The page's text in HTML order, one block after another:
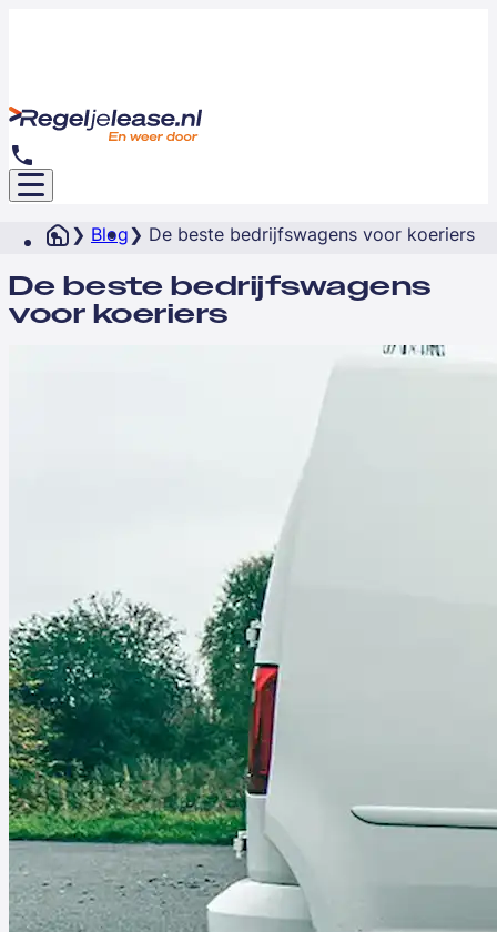
Blog De beste bedrijfswagens voor koeriers
De beste bedrijfswagens
voor koeriers